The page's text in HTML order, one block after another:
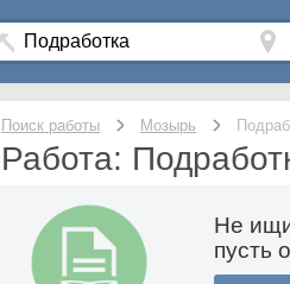
Поиск работы Мозырь
Работа:
Не
пусть